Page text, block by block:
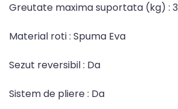
Greutate maxima suportata (kg) :
Material roti : Spuma Eva
Sezut reversibil : Da
Sistem de pliere : Da